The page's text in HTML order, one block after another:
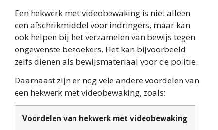
Een hekwerk met videobewaking is niet alleen
een afschrikmiddel voor indringers, maar kan
ook helpen bij het verzamelen van bewijs tegen
ongewenste bezoekers. Het kan bijvoorbeeld
zelfs dienen als bewijsmateriaal voor de politie.
Daarnaast zijn er nog vele andere voordelen van
een hekwerk met videobewaking, zoals:
Voordelen van hekwerk met videobewaking